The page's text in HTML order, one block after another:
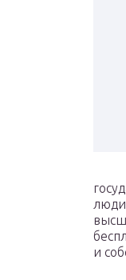
люди
и